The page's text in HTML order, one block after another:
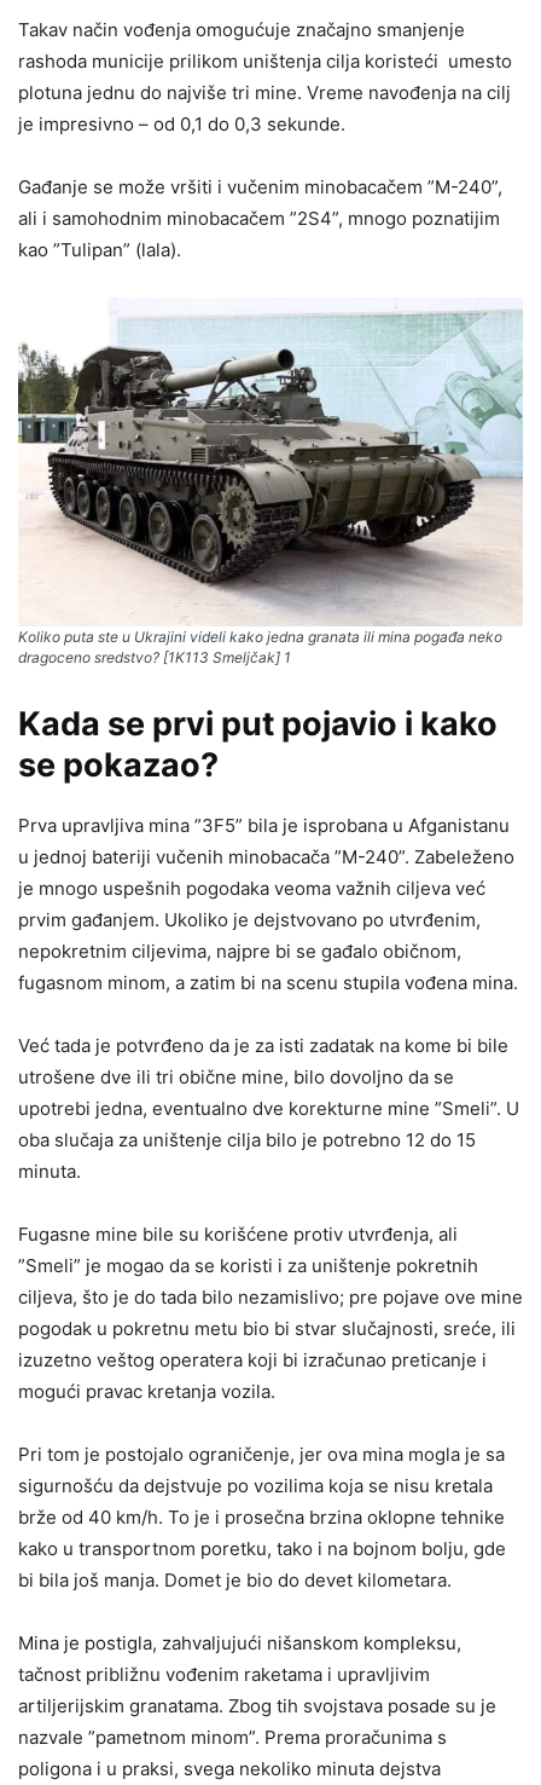
Takav način vođenja omogućuje značajno smanjenje
rashoda municije prilikom uništenja cilja koristeći umesto
plotuna jednu do najviše tri mine. Vreme navođenja na cilj
je impresivno – od 0,1 do 0,3 sekunde.
Gađanje se može vršiti i vučenim minobacačem ”M-240”,
ali i samohodnim minobacačem ”2S4”, mnogo poznatijim
kao ”Tulipan” (lala).
Koliko puta ste u Ukrajini videli kako jedna granata ili mina pogađa neko
dragoceno sredstvo? [1K113 Smeljčak] 1
Kada se prvi put pojavio i kako
se pokazao?
Prva upravljiva mina ”3F5” bila je isprobana u Afganistanu
u jednoj bateriji vučenih minobacača ”M-240”. Zabeleženo
je mnogo uspešnih pogodaka veoma važnih ciljeva već
prvim gađanjem. Ukoliko je dejstvovano po utvrđenim,
nepokretnim ciljevima, najpre bi se gađalo običnom,
fugasnom minom, a zatim bi na scenu stupila vođena mina.
Već tada je potvrđeno da je za isti zadatak na kome bi bile
utrošene dve ili tri obične mine, bilo dovoljno da se
upotrebi jedna, eventualno dve korekturne mine ”Smeli”. U
oba slučaja za uništenje cilja bilo je potrebno 12 do 15
minuta.
Fugasne mine bile su korišćene protiv utvrđenja, ali
”Smeli” je mogao da se koristi i za uništenje pokretnih
ciljeva, što je do tada bilo nezamislivo; pre pojave ove mine
pogodak u pokretnu metu bio bi stvar slučajnosti, sreće, ili
izuzetno veštog operatera koji bi izračunao preticanje i
mogući pravac kretanja vozila.
Pri tom je postojalo ograničenje, jer ova mina mogla je sa
sigurnošću da dejstvuje po vozilima koja se nisu kretala
brže od 40 km/h. To je i prosečna brzina oklopne tehnike
kako u transportnom poretku, tako i na bojnom bolju, gde
bi bila još manja. Domet je bio do devet kilometara.
Mina je postigla, zahvaljujući nišanskom kompleksu,
tačnost približnu vođenim raketama i upravljivim
artiljerijskim granatama. Zbog tih svojstava posade su je
nazvale ”pametnom minom”. Prema proračunima s
poligona i u praksi, svega nekoliko minuta dejstva